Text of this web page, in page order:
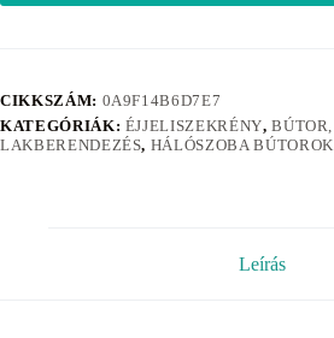
CIKKSZÁM: 0A9F14B6D7E7
KATEGÓRIÁK: ÉJJELISZEKRÉNY,BÚTOR,
LAKBERENDEZÉS, HÁLÓSZOBA BÚTOROK
Leírás